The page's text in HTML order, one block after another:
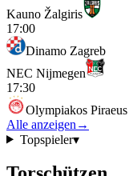
Kauno Žalgiris
17:00
Dinamo Zagreb
NEC Nijmegen
17:30
Olympiakos Piraeus
Alle anzeigen →
Topspieler▾